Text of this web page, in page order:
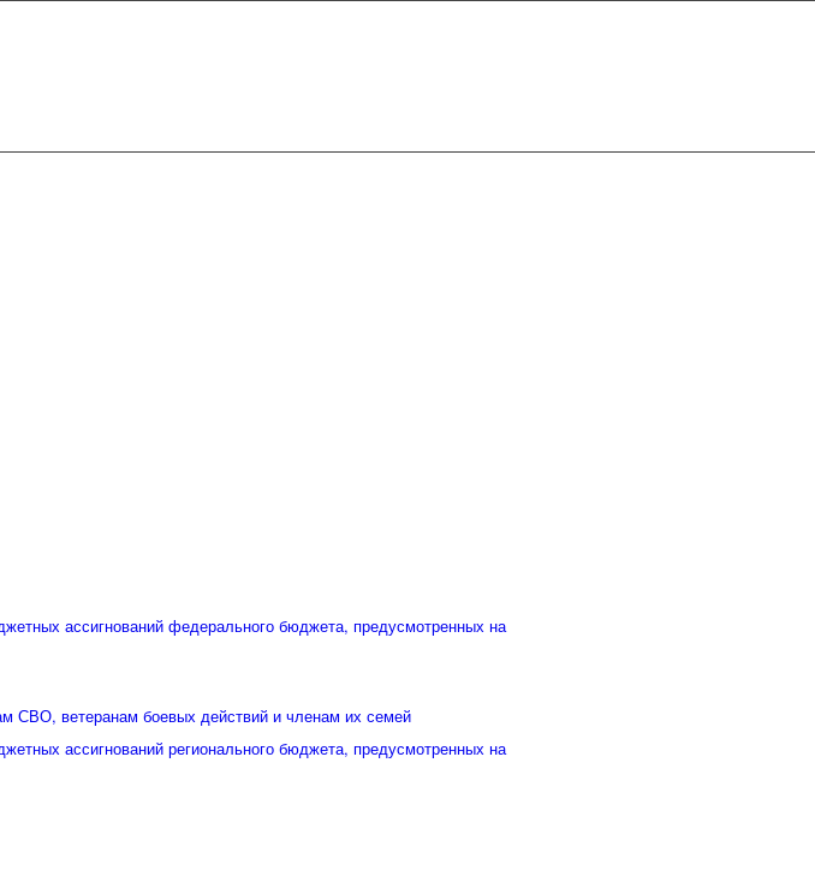
ассигнований федерального бюджета, предусмотренных на
СВО, ветеранам боевых действий и членам их семей
ассигнований регионального бюджета, предусмотренных на